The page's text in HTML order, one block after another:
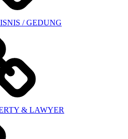
/ GEDUNG
& LAWYER